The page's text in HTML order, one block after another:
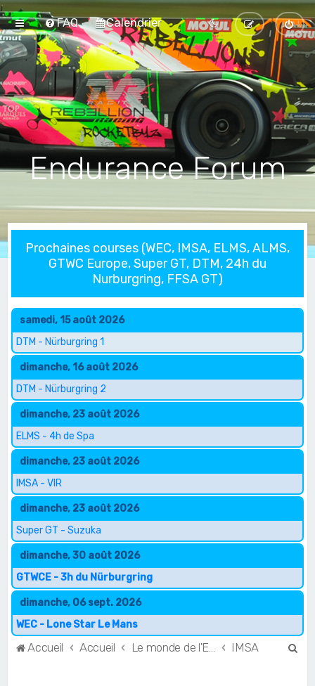
FAQ Calendrier
Endurance Forum
Prochaines courses (WEC, IMSA, ELMS, ALMS,
GTWC Europe, Super GT, DTM, 24h du
Nurburgring, FFSA GT)
samedi, 15 août 2026
DTM - Nürburgring 1
dimanche, 16 août 2026
DTM - Nürburgring 2
dimanche, 23 août 2026
ELMS - 4h de Spa
dimanche, 23 août 2026
IMSA - VIR
dimanche, 23 août 2026
Super GT - Suzuka
dimanche, 30 août 2026
GTWCE - 3h du Nürburgring
dimanche, 06 sept. 2026
WEC - Lone Star Le Mans
Accueil Accueil IMSA